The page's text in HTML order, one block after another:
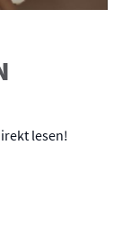
lesen!